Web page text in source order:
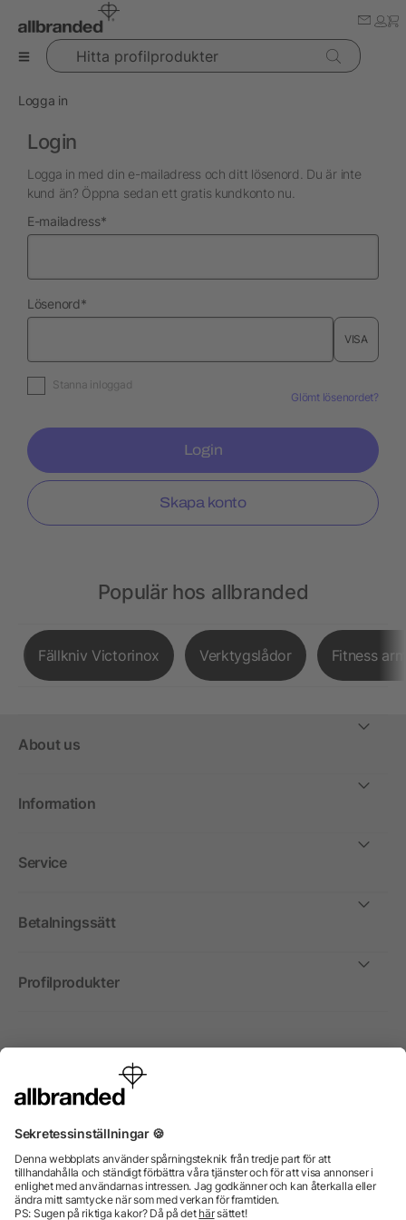
Hitta profilprodukter
Logga in
Login
Logga in med din e-mailadress och ditt lösenord. Du är inte
kund än? Öppna sedan ett gratis kundkonto nu.
E-mailadressnödvändig
*
Lösenordnödvändig
*
VISA
Stanna inloggad
Glömt lösenordet?
Login
Skapa konto
Populär hos allbranded
Fällkniv Victorinox Verktygslådor Fitness
About us
Information
Service
Betalningssätt
Profilprodukter
Internationellt